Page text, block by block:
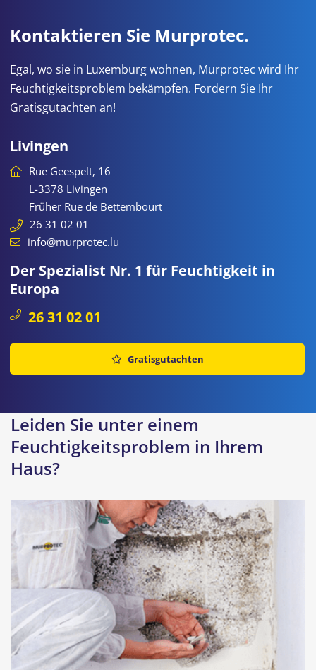
Kontaktieren Sie Murprotec.
Egal, wo sie in Luxemburg wohnen, Murprotec wird Ihr
Feuchtigkeitsproblem bekämpfen. Fordern Sie Ihr
Gratisgutachten an!
Livingen
Rue Geespelt, 16
L-3378 Livingen
Früher Rue de Bettembourt
26 31 02 01
info@murprotec.lu
Der Spezialist Nr. 1 für Feuchtigkeit in
Europa
26 31 02 01
Gratisgutachten
Leiden Sie unter einem
Feuchtigkeitsproblem in Ihrem
Haus?